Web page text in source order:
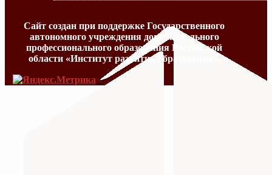
МИНИСТЕРСТВО ПРОСВЕЩЕНИЯ
Сайт создан при поддержке Государственного
автономного учреждения дополнительного
профессионального образования Ростовской
области «Институт развития образования».